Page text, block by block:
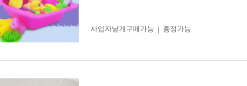
사업자 낱개구매가능 흥정가능